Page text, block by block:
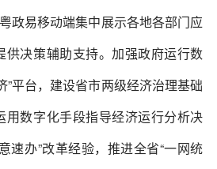
政易移动端集中展示各地各部门应
供决策辅助支持。加强政府运行数
”平台，建设省市两级经济治理基础
用数字化手段指导经济运行分析决
速办”改革经验，推进全省“一网统